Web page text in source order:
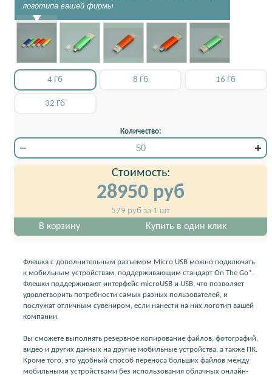
логотипа вашей фирмы
4 Гб 8 Гб 16 Гб
32 Гб
Количество:
Стоимость:
28950 руб
579 руб за 1 шт
В корзину Купить в один клик
Флешка с дополнительным разъемом Micro USB можно подключать
к мобильным устройствам, поддерживающим стандарт On The Go*.
Флешки поддерживают интерфейс microUSB и USB, что позволяет
удовлетворить потребности самых разных пользователей, и
послужат отличным сувениром, если нанести на них логотип вашей
компании.
Вы сможете выполнять резервное копирование файлов, фотографий,
видео и других данных на другие мобильные устройства, а также ПК.
Кроме того, это удобный способ переноса больших файлов между
мобильными устройствами без использования облачных онлайн-